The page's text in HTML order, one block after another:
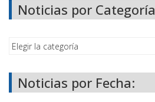
Noticias por Categoría
Noticias por Fecha: